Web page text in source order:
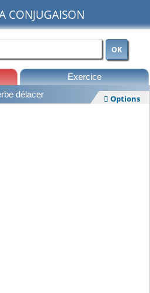
CONJUGAISON
OK
Exercice
délacer  Options